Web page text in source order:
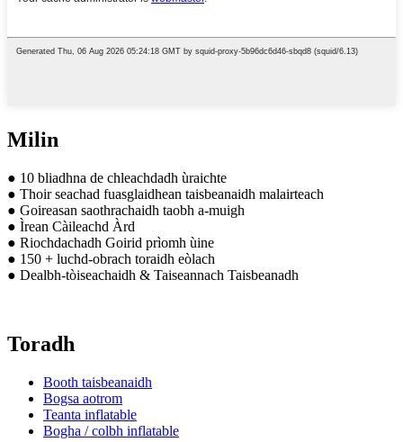
Milin
● 10 bliadhna de chleachdadh ùraichte
● Thoir seachad fuasglaidhean taisbeanaidh malairteach
● Goireasan saothrachaidh taobh a-muigh
● Ìrean Càileachd Àrd
● Riochdachadh Goirid prìomh ùine
● 150 + luchd-obrach toraidh eòlach
● Dealbh-tòiseachaidh & Taiseannach Taisbeanadh
Toradh
Booth taisbeanaidh
Bogsa aotrom
Teanta inflatable
Bogha / colbh inflatable